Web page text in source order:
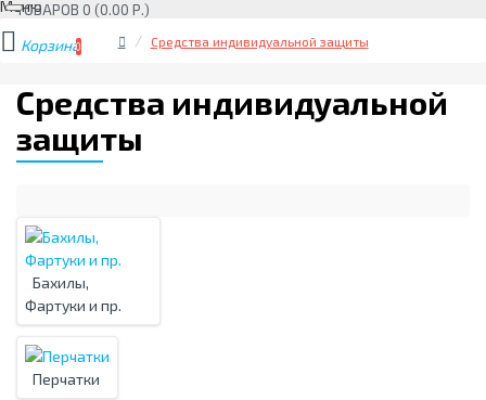
ТОВАРОВ 0 (0.00 Р.)
0 Средства индивидуальной защиты
Средства индивидуальной
защиты
Бахилы,
Фартуки и пр.
Перчатки